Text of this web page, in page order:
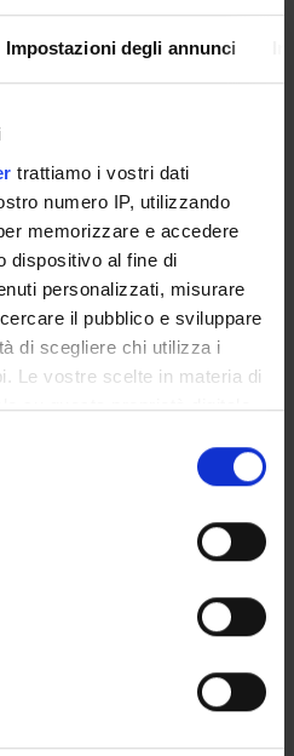
Impostazioni degli annunci
trattiamo i vostri dati
numero IP, utilizzando
memorizzare e accedere
dispositivo al fine di
personalizzati, misurare
il pubblico e sviluppare
di scegliere chi utilizza i
Le vostre scelte in materia di
su questa proprietà digitale
consenso in qualsiasi
sui cookie o facendo clic
sulla tua posizione
di qualche
scansionandolo
Requirements
in